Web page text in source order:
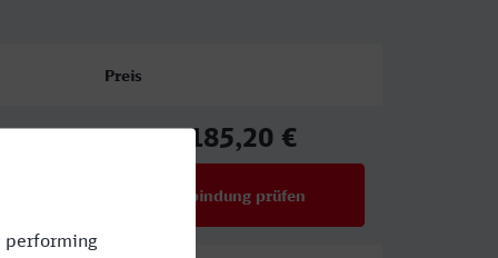
Preis
185,20 €
Verbindung prüfen